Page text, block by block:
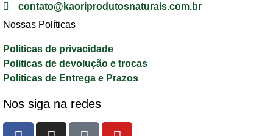
contato@kaoriprodutosnaturais.com.br
Nossas Políticas
Politicas de privacidade
Politicas de devolução e trocas
Politicas de Entrega e Prazos
Nos siga na redes